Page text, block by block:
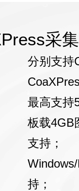
采
分别支持
最高支持
板载4GB
支持；
持；